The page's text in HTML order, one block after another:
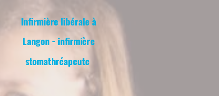
Infirmière libérale à
Langon - infirmière
stomathréapeute